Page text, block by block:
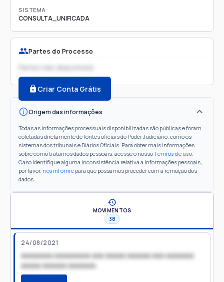
SISTEMA
CONSULTA_UNIFICADA
Partes do Processo
Partes não disponíveis
Criar Conta Grátis
Origem das informações
Todas as informações processuais disponibilizadas são públicas e foram
coletadas diretamente de fontes oficiais do Poder Judiciário, como os
sistemas dos tribunais e Diários Oficiais. Para obter mais informações
sobre como tratamos dados pessoais, acesse o nossoTermos de uso.
Caso identifique alguma inconsistência relativa a informações pessoais,
por favor, nos informe para que possamos proceder com a remoção dos
dados.
MOVIMENTOS
38
24/08/2021
xxxxxxxx xxxxxxxxx xxx xxxxx xxxxxx xxx xxxxxxx
xxxxx xxxxxx xxxxxxx